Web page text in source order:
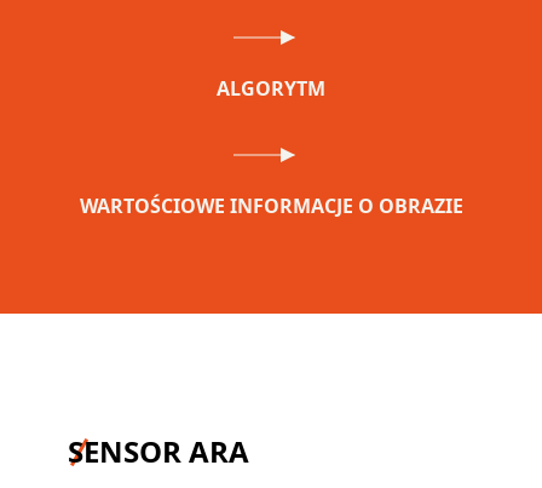
ALGORYTM
WARTOŚCIOWE INFORMACJE O OBRAZIE
SENSOR ARA